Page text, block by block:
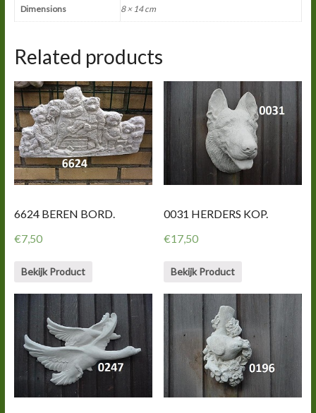
Dimensions 8 × 14 cm
Related products
6624 BEREN BORD.
€7,50
Bekijk Product
0031 HERDERS KOP.
€17,50
Bekijk Product